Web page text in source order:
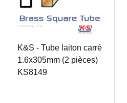
KS8149
K&S - Tube laiton carré
1.6x305mm (2 pièces)
KS8149